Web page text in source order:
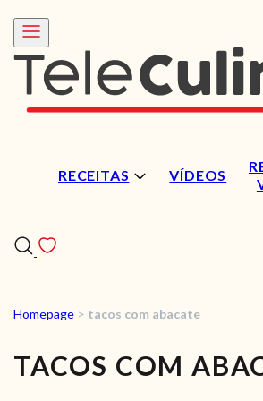
RECEITAS VÍDEOS
RECEITAS
VÍDEOS
Homepage > tacos com abacate
TACOS COM